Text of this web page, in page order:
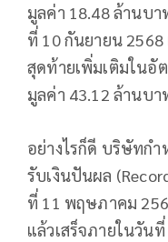
มูลค่า 18.48 ล้านบา
ที่ 10 กันยายน 2568
สุดท้ายเพิ่มเติมในอั
มูลค่า 43.12 ล้านบา
อย่างไรก็ดี บริษัทก
รับเงินปันผล
ที่ 11 พฤษภาคม
แล้วเสร็จภายในวัน